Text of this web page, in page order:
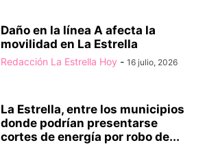
Daño en la línea A afecta la
movilidad en La Estrella
Redacción La Estrella Hoy - 16 julio, 2026
La Estrella, entre los municipios
donde podrían presentarse
cortes de energía por robo de...